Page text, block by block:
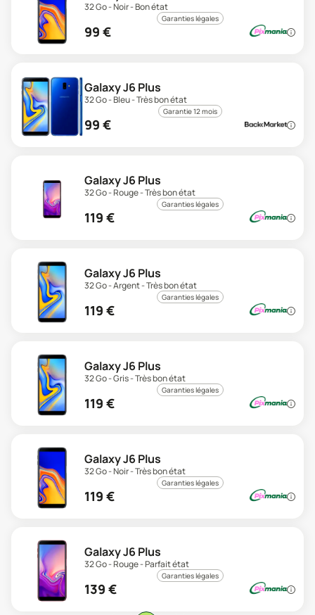
32 Go - Noir - Bon état
Garanties légales
99 €
Galaxy J6 Plus
32 Go - Bleu - Très bon état
Garantie 12 mois
99 €
Galaxy J6 Plus
32 Go - Rouge - Très bon état
Garanties légales
119 €
Galaxy J6 Plus
32 Go - Argent - Très bon état
Garanties légales
119 €
Galaxy J6 Plus
32 Go - Gris - Très bon état
Garanties légales
119 €
Galaxy J6 Plus
32 Go - Noir - Très bon état
Garanties légales
119 €
Galaxy J6 Plus
32 Go - Rouge - Parfait état
Garanties légales
139 €